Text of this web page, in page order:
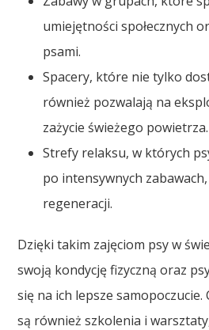
umiejętności społecznych
psami.
Spacery, które nie tylko
również pozwalają na
zażycie świeżego powietrza.
Strefy relaksu, w których
po intensywnych
regeneracji.
Dzięki takim zajęciom psy w
swoją kondycję fizyczną oraz
się na ich lepsze
są również szkolenia i